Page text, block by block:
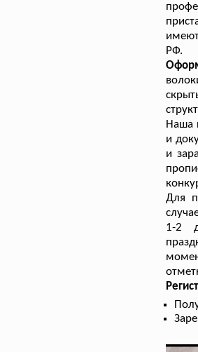
РФ.
Наша
и
и
Для
1-2